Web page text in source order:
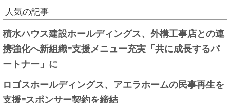
人気の記事
積水ハウス建設ホールディングス、外構工事店との連
携強化へ新組織=支援メニュー充実「共に成長するパ
ートナー」に
ロゴスホールディングス、アエラホームの民事再生を
支援=スポンサー契約を締結